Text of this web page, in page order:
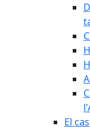
El